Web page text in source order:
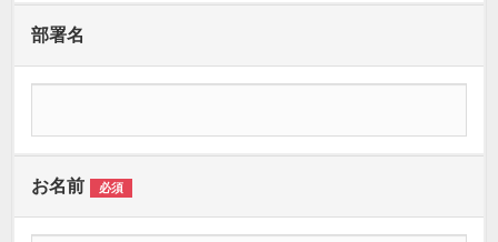
部署名
お名前 必須